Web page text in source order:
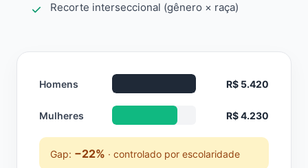
Recorte interseccional (gênero × raça)
Homens R$ 5.420
Mulheres R$ 4.230
Gap: −22% · controlado por escolaridade